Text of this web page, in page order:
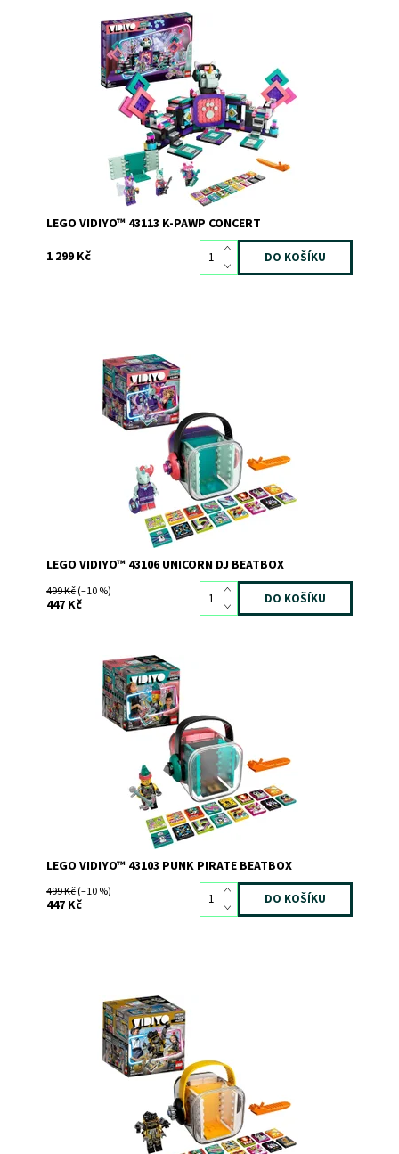
Proměňte čas u obrazovky na čas plný kreativity
Dostupnost:
Skladem>3
8848
LEGO
LEGO VIDIYO™ 43113 K-PAWP CONCERT
1 299 Kč
Využijte čas strávený u obrazovky kreativním způsobem
Dostupnost:
Skladem>3
8263
LEGO VIDIYO™ 43106 UNICORN DJ BEATBOX
499 Kč(–10 %)
447 Kč
Využijte čas strávený u obrazovky kreativním způsobem
Dostupnost:
Skladem>3
8254
LEGO VIDIYO™ 43103 PUNK PIRATE BEATBOX
499 Kč(–10 %)
447 Kč
Využijte čas strávený u obrazovky kreativním způsobem
Dostupnost:
Skladem>3
8266
LEGO